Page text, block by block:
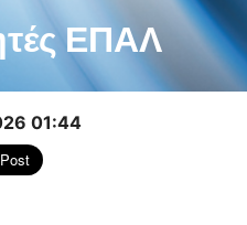
ΕΠΑΛ
01:44